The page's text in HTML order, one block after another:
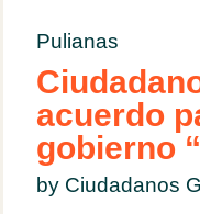
Pulianas
acuerdo
gobierno
by Ciudadanos